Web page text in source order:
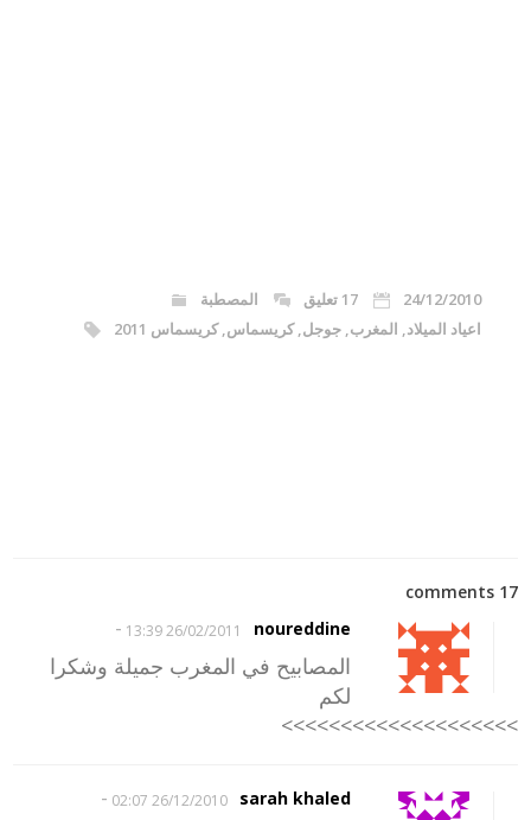
24/12/2010 17 تعليق
المصطبة
اعياد الميلاد, المغرب,جوجل,كريسماس,كريسماس 2011
17 comments
noureddine
26/02/2011 13:39
-
المصابيح في المغرب جميلة وشكرا
لكم
>>>>>>>>>>>>>>>>>>>>
sarah khaled
26/12/2010 02:07
-